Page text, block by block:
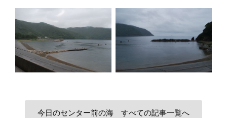
今日のセンター前の海 すべての記事一覧へ